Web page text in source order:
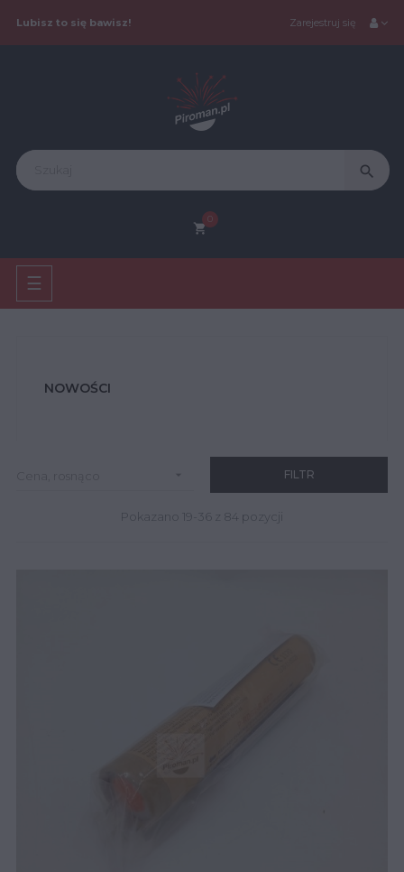
Lubisz to się bawisz! Zarejestruj się
search
shopping_cart
Toggle
navigation
☰
NOWOŚCI
 FILTR
Pokazano 19-36 z 84 pozycji